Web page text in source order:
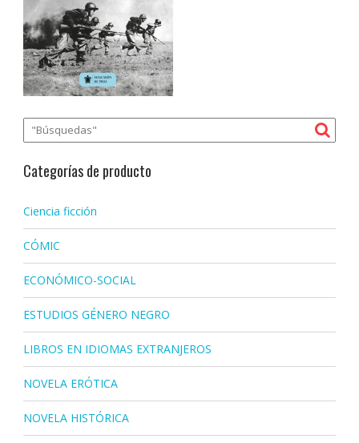
Categorías de producto
Ciencia ficción
CÓMIC
ECONÓMICO-SOCIAL
ESTUDIOS GÉNERO NEGRO
LIBROS EN IDIOMAS EXTRANJEROS
NOVELA ERÓTICA
NOVELA HISTÓRICA